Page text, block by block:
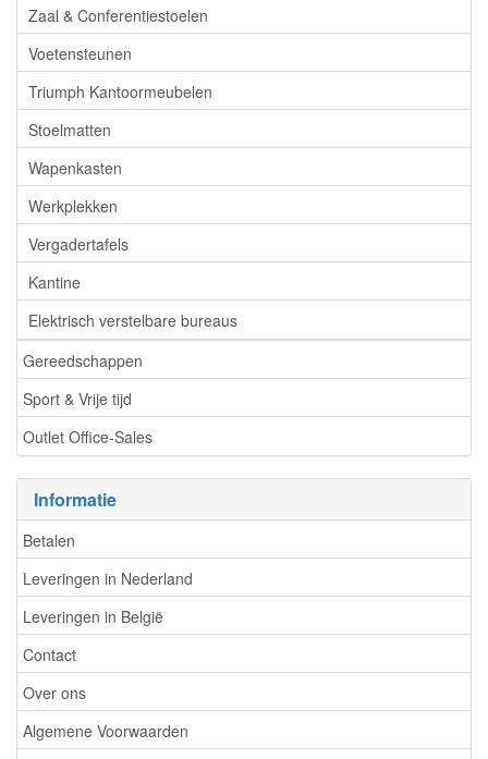
Zaal & Conferentiestoelen
Voetensteunen
Triumph Kantoormeubelen
Stoelmatten
Wapenkasten
Werkplekken
Vergadertafels
Kantine
Elektrisch verstelbare bureaus
Gereedschappen
Sport & Vrije tijd
Outlet Office-Sales
Informatie
Betalen
Leveringen in Nederland
Leveringen in België
Contact
Over ons
Algemene Voorwaarden